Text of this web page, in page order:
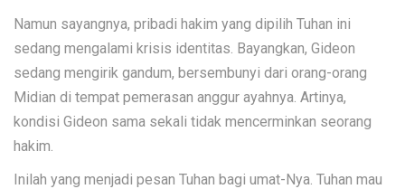
Namun sayangnya, pribadi hakim yang dipilih Tuhan ini
sedang mengalami krisis identitas. Bayangkan, Gideon
sedang mengirik gandum, bersembunyi dari orang-orang
Midian di tempat pemerasan anggur ayahnya. Artinya,
kondisi Gideon sama sekali tidak mencerminkan seorang
hakim.
Inilah yang menjadi pesan Tuhan bagi umat-Nya. Tuhan mau